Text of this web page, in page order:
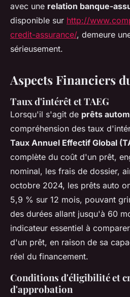
avec une relation banque-
disponible sur http://
credit-assurance/, demeure
sérieusement.
Aspects Financiers
Taux d'intérêt et TAEG
Lorsqu'il s'agit de prêts
compréhension des taux
Taux Annuel Effectif Global
complète du coût d'un prêt,
nominal, les frais de dossier,
octobre 2024, les prêts auto
5,9 % sur 12 mois, pouvant
des durées allant jusqu'à 60
indicateur essentiel à
d'un prêt, en raison de sa
réel du financement.
Conditions d'éligibilité et
d'approbation